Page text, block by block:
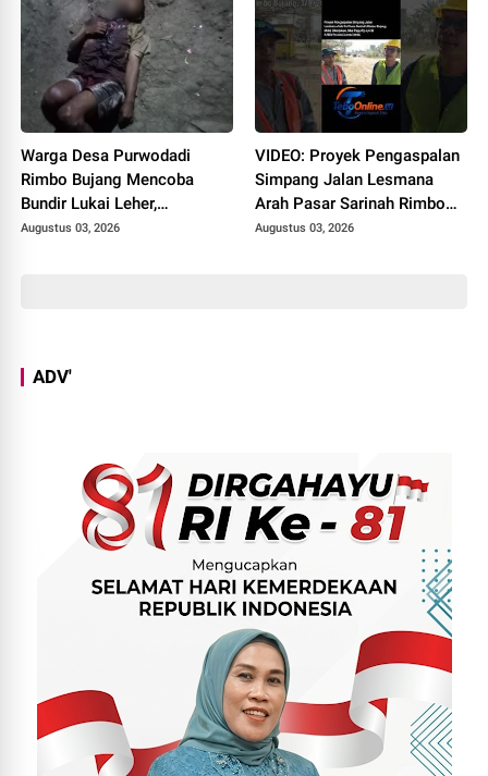
Warga Desa Purwodadi
Rimbo Bujang Mencoba
Bundir Lukai Leher,
Sebelumnya Pernah Potong
Augustus 03, 2026
VIDEO: Proyek Pengaspalan
Simpang Jalan Lesmana
Arah Pasar Sarinah Rimbo
Bujang Sedot Anggaran Rp
Augustus 03, 2026
ADV'